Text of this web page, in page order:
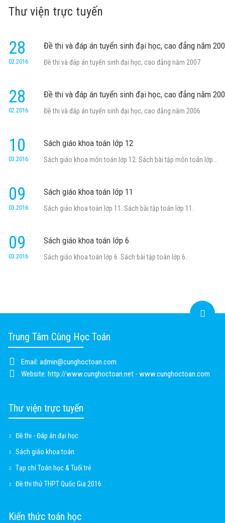
Thư viện trực tuyến
28
02.2016
Đề thi và đáp án tuyển sinh đại học, cao đẳng năm
Đề thi và đáp án tuyển sinh đại học, cao đẳng năm 2007
28
02.2016
Đề thi và đáp án tuyển sinh đại học, cao đẳng năm
Đề thi và đáp án tuyển sinh đại học, cao đẳng năm 2006
10
03.2016
Sách giáo khoa toán lớp 12
Sách giáo khoa môn toán lớp 12. Sách bài tập môn toán lớp...
09
03.2016
Sách giáo khoa toán lớp 11
Sách giáo khoa toán lớp 11. Sách bài tập toán lớp 11.
09
03.2016
Sách giáo khoa toán lớp 6
Sách giáo khoa toán lớp 6. Sách bài tập toán lớp 6.
Trung Tâm Cùng Học Toán
Email: admin@cunghoctoan.com
Website: http://www.cunghoctoan.net - www.cunghoctoan.com
Thư viện trực tuyến
Đề thi - Đáp án đại học
Sách giáo khoa toán
Tạp chí Toán học & Tuổi trẻ
Đề thi thử THPT Quốc Gia 2016
Kiến thức toán học